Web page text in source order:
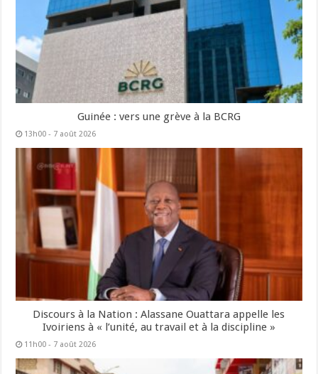
Guinée : vers une grève à la BCRG
13h00 - 7 août 2026
Discours à la Nation : Alassane Ouattara appelle les
Ivoiriens à « l’unité, au travail et à la discipline »
11h00 - 7 août 2026